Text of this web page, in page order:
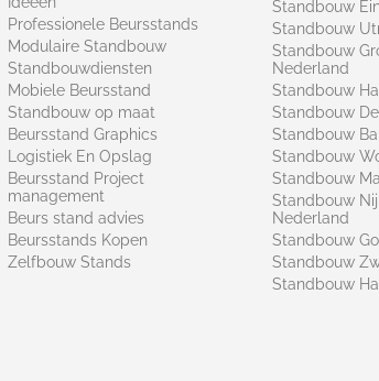
Professionele Beursstands
Modulaire Standbouw
Standbouwdiensten
Mobiele Beursstand
Standbouw op maat​
Beursstand Graphics
Logistiek En Opslag
Beursstand Project
management
Beurs stand advies
Beursstands Kopen
Zelfbouw Stands
Standbouw
Standbouw
Standbouw
Nederland
Standbouw
Standbouw
Standbouw
Standbouw
Standbouw
Standbouw
Nederland
Standbouw
Standbouw
Standbouw